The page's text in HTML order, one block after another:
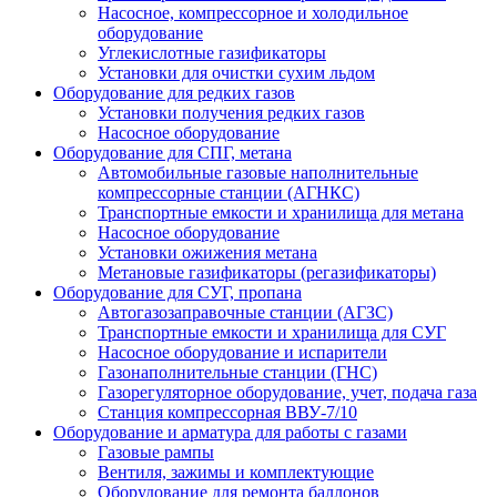
Насосное, компрессорное и холодильное
оборудование
Углекислотные газификаторы
Установки для очистки сухим льдом
Оборудование для редких газов
Установки получения редких газов
Насосное оборудование
Оборудование для СПГ, метана
Автомобильные газовые наполнительные
компрессорные станции (АГНКС)
Транспортные емкости и хранилища для метана
Насосное оборудование
Установки ожижения метана
Метановые газификаторы (регазификаторы)
Оборудование для СУГ, пропана
Автогазозаправочные станции (АГЗС)
Транспортные емкости и хранилища для СУГ
Насосное оборудование и испарители
Газонаполнительные станции (ГНС)
Газорегуляторное оборудование, учет, подача газа
Станция компрессорная ВВУ-7/10
Оборудование и арматура для работы с газами
Газовые рампы
Вентиля, зажимы и комплектующие
Оборудование для ремонта баллонов